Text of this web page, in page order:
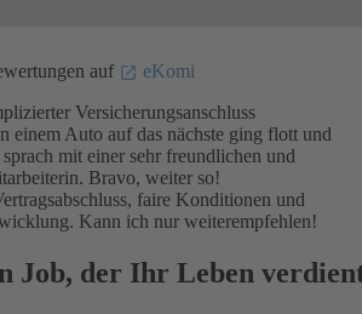
auf
eKomi
Versicherungsanschluss
einem Auto auf das nächste ging flott und
mit einer sehr freundlichen und
Bravo, weiter so!
faire Konditionen und
Kann ich nur weiterempfehlen!
Job, der Ihr Leben